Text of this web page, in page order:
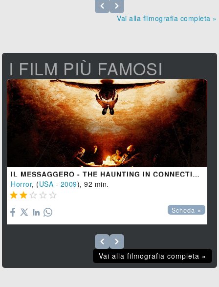
Vai alla filmografia completa »
I FILM PIÙ FAMOSI
IL MESSAGGERO - THE HAUNTING IN CONNECTICUT
Horror, (USA - 2009), 92 min.
    
Scheda »
Vai alla filmografia completa »